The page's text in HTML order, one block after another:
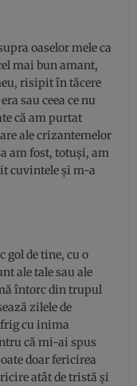
oaselor mele ca
mai bun amant,
risipit în tăcere
sau ceea ce nu
că am purtat
ale crizantemelor
am fost, totuși, am
cuvintele și m-a
gol de tine, cu o
ale tale sau ale
întorc din trupul
zilele de
cu inima
că mi-ai spus
doar fericirea
atât de tristă și